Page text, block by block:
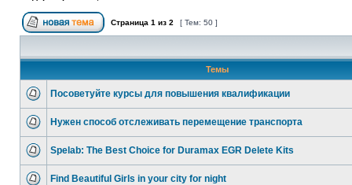
Страница 1 из 2 [ Тем: 50 ]
Темы
Посоветуйте курсы для повышения квалификации
Нужен способ отслеживать перемещение транспорта
Spelab: The Best Choice for Duramax EGR Delete Kits
Find Beautiful Girls in your city for night